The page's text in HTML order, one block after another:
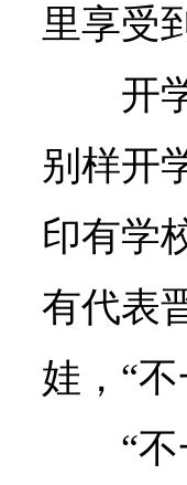
里享受
开
别样开
印有学
有代表
娃，“
“